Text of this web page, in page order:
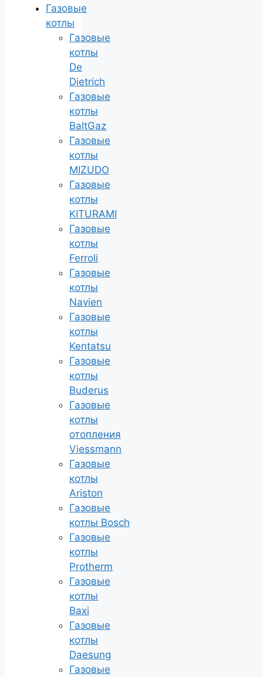
Газовые
котлы
Газовые
котлы
De
Dietrich
Газовые
котлы
BaltGaz
Газовые
котлы
MIZUDO
Газовые
котлы
KITURAMI
Газовые
котлы
Ferroli
Газовые
котлы
Navien
Газовые
котлы
Kentatsu
Газовые
котлы
Buderus
Газовые
котлы
отопления
Viessmann
Газовые
котлы
Ariston
Газовые
котлы Bosch
Газовые
котлы
Protherm
Газовые
котлы
Baxi
Газовые
котлы
Daesung
Газовые